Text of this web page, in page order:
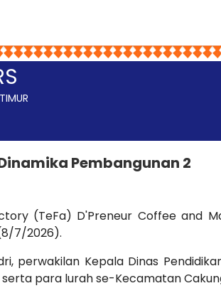
Pembangunan 2
(TeFa) D'Preneur Coffee and
7/2026).
perwakilan Kepala Dinas
serta para lurah se-Kecamatan